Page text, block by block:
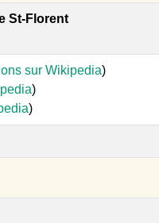
St-Florent
sur Wikipedia)
)
)